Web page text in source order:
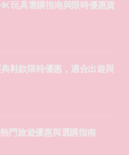
玩具選購指南與限時優惠資
鞋款限時優惠，適合出遊與
門旅遊優惠與選購指南